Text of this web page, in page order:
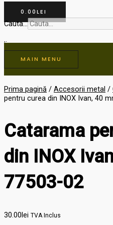
0.00 LEI
Cauta...
MAIN MENU
Prima pagină / Accesorii metal /
pentru curea din INOX Ivan, 40
Catarama
din INOX
77503-02
30.00lei TVA Inclus